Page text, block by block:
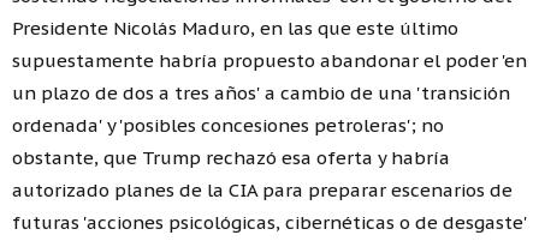
Presidente Nicolás Maduro, en las que este último
supuestamente habría propuesto abandonar el poder 'en
un plazo de dos a tres años' a cambio de una 'transición
ordenada' y 'posibles concesiones petroleras'; no
obstante, que Trump rechazó esa oferta y habría
autorizado planes de la CIA para preparar escenarios de
futuras 'acciones psicológicas, cibernéticas o de desgaste'